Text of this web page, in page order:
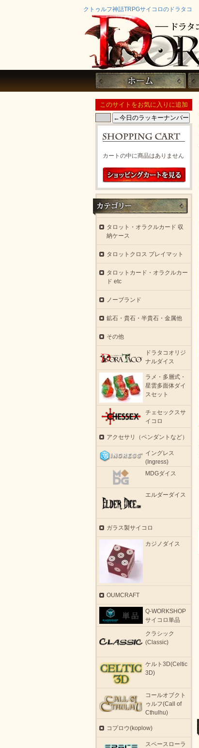
クトゥルフ神話TRPGサイコロのドラタコ
カートの中に商品はありません
タロット・オラクルカード 収
納ケース
タロットクロス プレイマット
タロットカード・オラクルカー
ド etc
ノーブランド
鉱石・貴石・半貴石・金属他
その他
ドラタコオリジ
ナルダイス
ラメ・多層式・
星雲多面体ダイ
スセット
チェセックスサ
イコロ
アクセサリ（ペンダントなど）
イングレス
(Ingress)
MDGダイス
エルダーダイス
ガラス製サイコロ
カジノダイス
OUMCRAFT
Q-WORKSHOP
サイコロ単品
クラシック
(Classic)
ケルト3D(Celtic
3D)
コールオブクト
ゥルフ(Call of
Cthulhu)
コプロウ(koplow)
スペースローラ